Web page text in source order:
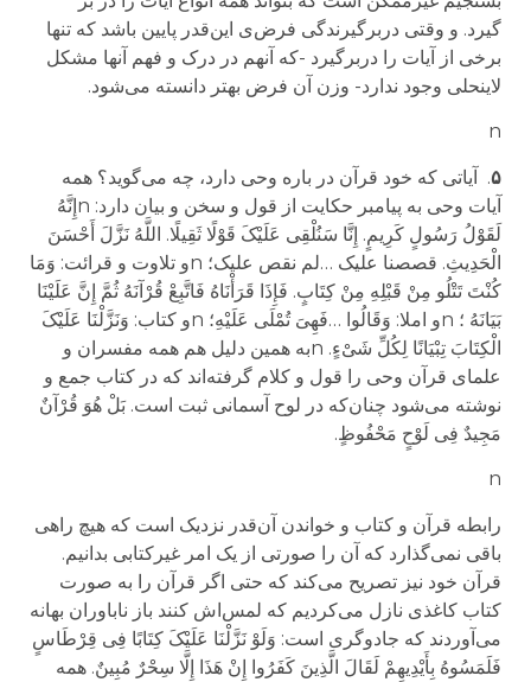
گیرد. و وقتی دربرگیرندگی فرض‌ی این‌قدر پایین باشد که تنها
برخی از آیات را دربرگیرد -که آنهم در درک و فهم آنها مشکل
لاینحلی وجود ندارد- وزن آن فرض بهتر دانسته می‌شود.
n
۵. آیاتی که خود قرآن در باره وحی دارد، چه می‌گوید؟ همه
آیات وحی به پیامبر حکایت از قول و سخن و بیان دارد: nإِنَّهُ
لَقَوْلُ رَسُولٍ کَرِیمٍ. إِنَّا سَنُلْقِی عَلَیْکَ قَوْلًا ثَقِیلً. اللَّهُ نَزَّلَ أَحْسَنَ
الْحَدِیثِ. قصصنا علیک …لم نقص علیک؛ nو تلاوت و قرائت: وَمَا
کُنْتَ تَتْلُو مِنْ قَبْلِهِ مِنْ کِتَابٍ. فَإِذَا قَرَأْنَاهُ فَاتَّبِعْ قُرْآنَهُ ثُمَّ إِنَّ عَلَیْنَا
بَیَانَهُ ؛ nو املا: وَقَالُوا …فَهِیَ تُمْلَى عَلَیْهِ؛ nو کتاب: وَنَزَّلْنَا عَلَیْکَ
الْکِتَابَ تِبْیَانًا لِکُلِّ شَیْءٍ.
nبه همین دلیل هم همه مفسران و
علمای قرآن وحی را قول و کلام گرفته‌اند که در کتاب جمع و
نوشته می‌شود چنان‌که در لوح آسمانی ثبت است.بَلْ هُوَ قُرْآنٌ
مَجِیدٌ فِی لَوْحٍ مَحْفُوظٍ.
n
رابطه قرآن و کتاب و خواندن آن‌قدر نزدیک است که هیچ راهی
باقی نمی‌گذارد که آن را صورتی از یک امر غیرکتابی بدانیم.
قرآن خود نیز تصریح می‌کند که حتی اگر قرآن را به صورت
کتاب کاغذی نازل می‌کردیم که لمس‌اش کنند باز ناباوران بهانه
می‌آوردند که جادوگری است: وَلَوْ نَزَّلْنَا عَلَیْکَ کِتَابًا فِی قِرْطَاسٍ
فَلَمَسُوهُ بِأَیْدِیهِمْ لَقَالَ الَّذِینَ کَفَرُوا إِنْ هَذَا إِلَّا سِحْرٌ مُبِینٌ. همه